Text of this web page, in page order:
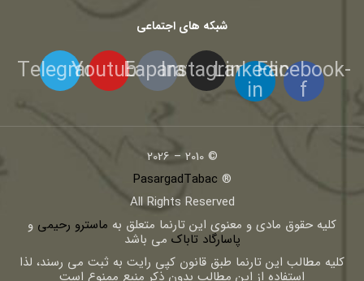
شبکه های اجتماعی
Facebook-
f
Linkedin-
in
Instagram
Eaparat
Youtube
Telegram
© 2010 – 2026
®
PasargadTabac
All Rights Reserved
كليه حقوق مادی و معنوی اين تارنما متعلق به ماسترو رحیمی و
پاسارگاد تاباک می باشد
کلیه مطالب این تارنما طبق قانون کپی رایت به ثبت می رسند، لذا
استفاده از این مطالب بدون ذکر منبع ممنوع است